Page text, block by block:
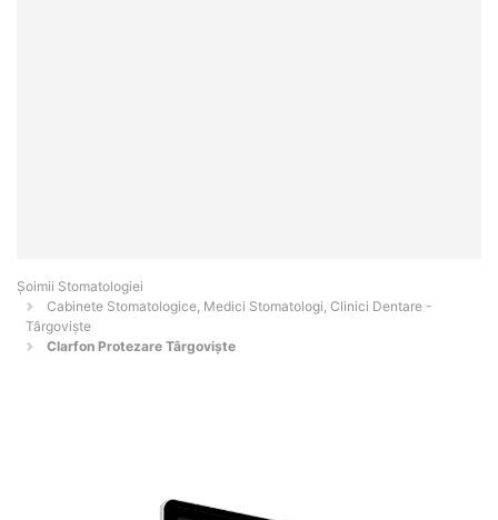
Șoimii Stomatologiei
Cabinete Stomatologice, Medici Stomatologi, Clinici Dentare -
Târgovişte
Clarfon Protezare Târgovişte